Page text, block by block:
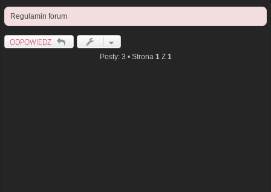
Regulamin forum
ODPOWIEDZ
Posty: 3 • Strona 1Z 1